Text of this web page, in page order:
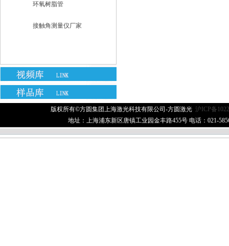
环氧树脂管
接触角测量仪厂家
版权所有©方圆集团上海激光科技有限公司-方圆激光 沪ICP备
地址：上海浦东新区唐镇工业园金丰路455号 电话：021-